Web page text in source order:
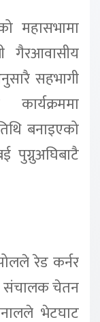
महासभामा
गैरआवासीय
सहभागी
बनाइएको
पुग्नुअघिबाटै
रेड कर्नर
संचालक चेतन
भेटघाट